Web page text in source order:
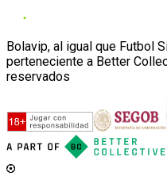
Bolavip, al igual que Futbol
perteneciente a Better
reservados